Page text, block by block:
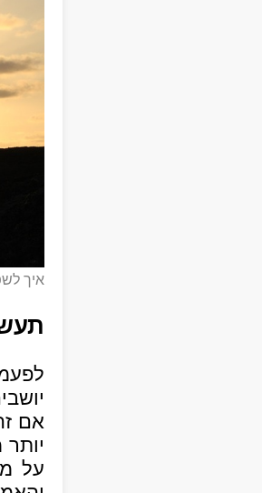
איך
אם
על